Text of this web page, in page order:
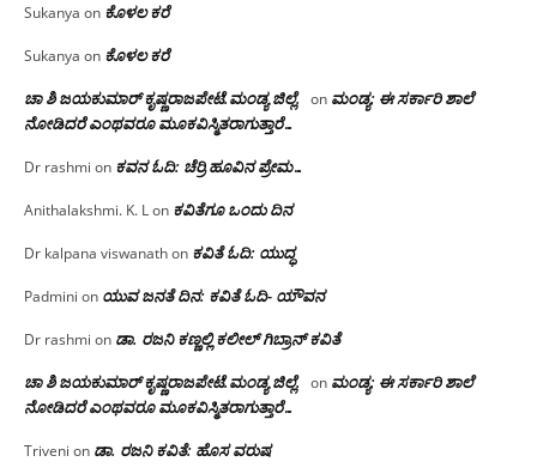
Sukanya on ಕೊಳಲ ಕರೆ
Sukanya on ಕೊಳಲ ಕರೆ
ಚಾ ಶಿ ಜಯಕುಮಾರ್ ಕೃಷ್ಣರಾಜಪೇಟೆ.ಮಂಡ್ಯ ಜಿಲ್ಲೆ. on ಮಂಡ್ಯ: ಈ ಸರ್ಕಾರಿ ಶಾಲೆ
ನೋಡಿದರೆ ಎಂಥವರೂ ಮೂಕವಿಸ್ಮಿತರಾಗುತ್ತಾರೆ…
Dr rashmi on ಕವನ ಓದಿ: ಚೆರ್ರಿ ಹೂವಿನ ಪ್ರೇಮ…
Anithalakshmi. K. Lon ಕವಿತೆಗೂ ಒಂದು ದಿನ
Dr kalpana viswanathon ಕವಿತೆ ಓದಿ: ಯುದ್ಧ
Padmini on ಯುವ ಜನತೆ ದಿನ: ಕವಿತೆ ಓದಿ- ಯೌವನ
Dr rashmi on ಡಾ. ರಜನಿ‌ ಕಣ್ಣಲ್ಲಿ ಕಲೀಲ್ ಗಿಬ್ರಾನ್ ಕವಿತೆ
ಚಾ ಶಿ ಜಯಕುಮಾರ್ ಕೃಷ್ಣರಾಜಪೇಟೆ.ಮಂಡ್ಯ ಜಿಲ್ಲೆ. on ಮಂಡ್ಯ: ಈ ಸರ್ಕಾರಿ ಶಾಲೆ
ನೋಡಿದರೆ ಎಂಥವರೂ ಮೂಕವಿಸ್ಮಿತರಾಗುತ್ತಾರೆ…
Triveni on ಡಾ. ರಜನಿ ಕವಿತೆ: ಹೊಸ ವರುಷ